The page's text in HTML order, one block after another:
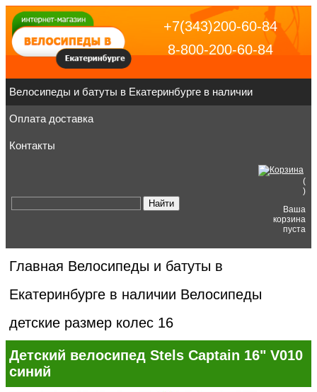
+7(343)200-60-84
8-800-200-60-84
Велосипеды и батуты в Екатеринбурге в наличии
Оплата доставка
Контакты
(
)
Ваша
корзина
пуста
Главная Велосипеды и батуты в
Екатеринбурге в наличии Велосипеды
детские размер колес 16
Детский велосипед Stels Captain 16" V010
синий